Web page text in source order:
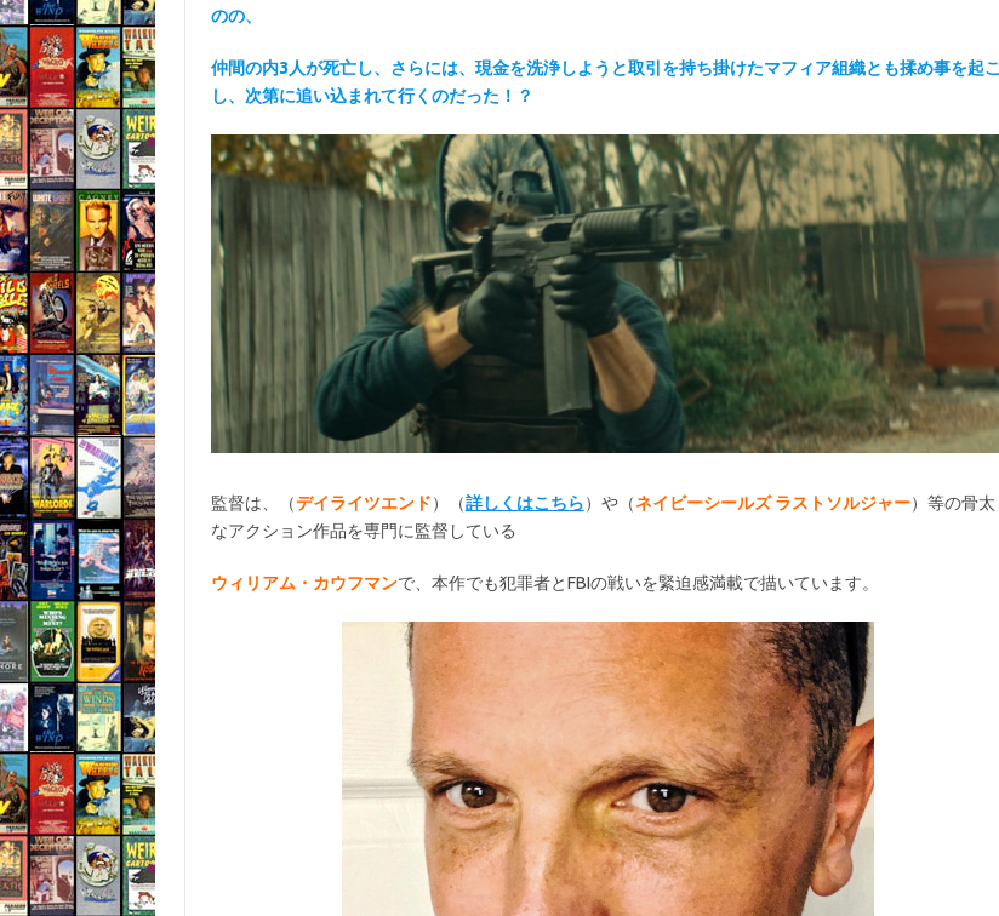
のの、
仲間の内3人が死亡し、さらには、現金を洗浄しようと取引を持ち掛けたマフィア組織とも揉め事を起こ
し、次第に追い込まれて行くのだった！？
監督は、（デイライツエンド）（詳しくはこちら）や（ネイビーシールズ ラストソルジャー）等の骨太
なアクション作品を専門に監督している
ウィリアム・カウフマンで、本作でも犯罪者とFBIの戦いを緊迫感満載で描いています。